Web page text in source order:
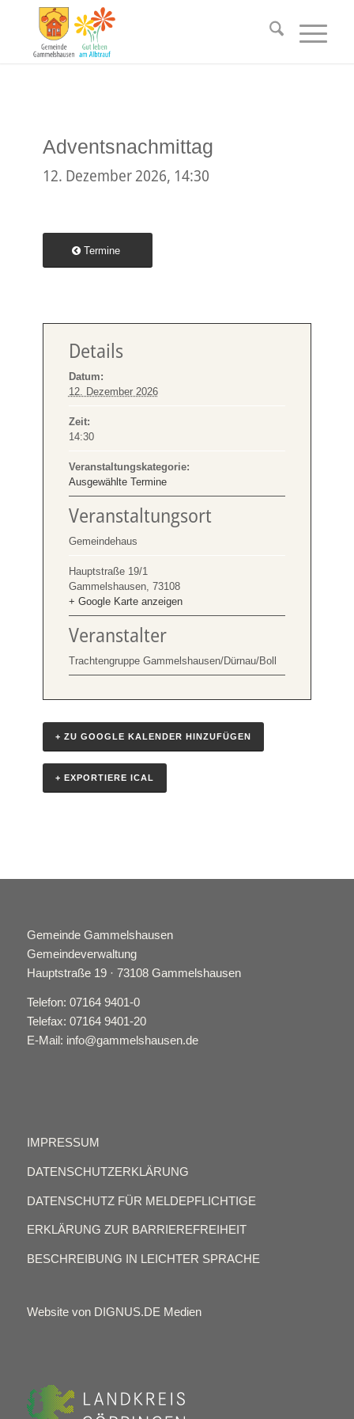
Adventsnachmittag
12. Dezember 2026, 14:30
Termine
Details
Datum:
12. Dezember 2026
Zeit:
14:30
Veranstaltungskategorie:
Ausgewählte Termine
Veranstaltungsort
Gemeindehaus
Hauptstraße 19/1
Gammelshausen, 73108
+ Google Karte anzeigen
Veranstalter
Trachtengruppe Gammelshausen/Dürnau/Boll
+ ZU GOOGLE KALENDER HINZUFÜGEN
+ EXPORTIERE ICAL
Gemeinde Gammelshausen
Gemeindeverwaltung
Hauptstraße 19 · 73108 Gammelshausen
Telefon: 07164 9401-0
Telefax: 07164 9401-20
E-Mail: info@gammelshausen.de
IMPRESSUM
DATENSCHUTZERKLÄRUNG
DATENSCHUTZ FÜR MELDEPFLICHTIGE
ERKLÄRUNG ZUR BARRIEREFREIHEIT
BESCHREIBUNG IN LEICHTER SPRACHE
Website von DIGNUS.DE Medien